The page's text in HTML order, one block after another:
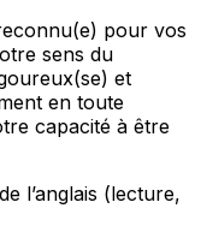
pour vos
sens du
et
en toute
capacité à être
l’anglais (lecture,